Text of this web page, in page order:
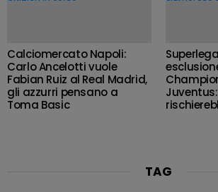
Calciomercato Napoli:
Carlo Ancelotti vuole
Fabian Ruiz al Real Madrid,
gli azzurri pensano a
Toma Basic
Juventus:
TAG